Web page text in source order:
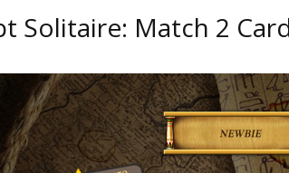
Solitaire: Match 2